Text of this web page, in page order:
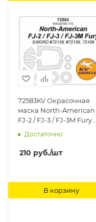
72583KV Окрасочная
маска North-American
FJ-2 / FJ-3 / FJ-3M Fury
(SWORD #72138, #72139,
72109) + маски на диски
и колеса KV Models
Достаточно
210 руб./шт
В корзину